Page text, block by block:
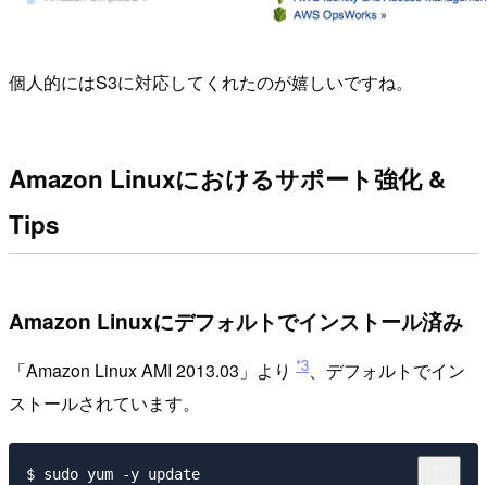
個人的にはS3に対応してくれたのが嬉しいですね。
Amazon Linuxにおけるサポート強化 &
Tips
Amazon Linuxにデフォルトでインストール済み
「Amazon Linux AMI 2013.03」より *3、デフォルトでイン
ストールされています。
$ sudo yum -y update